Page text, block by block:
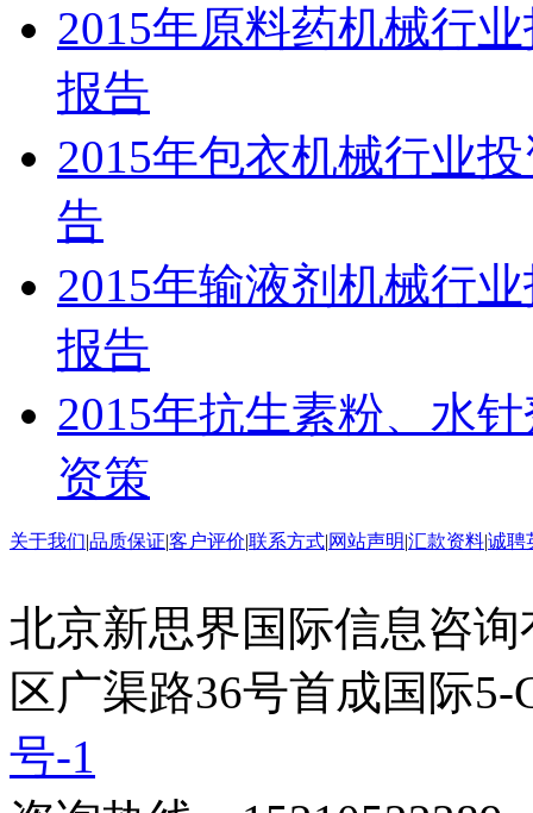
2015年原料药机械行
报告
2015年包衣机械行业
告
2015年输液剂机械行
报告
2015年抗生素粉、水
资策
关于我们|品质保证|客户评价|联系方式|网站声明|汇款资料|诚聘
北京新思界国际信息咨
区广渠路36号首成国际
号-1